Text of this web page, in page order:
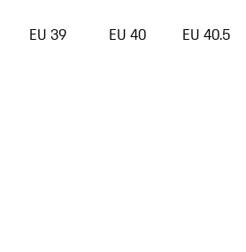
EU 39 EU 40
EU 40.5